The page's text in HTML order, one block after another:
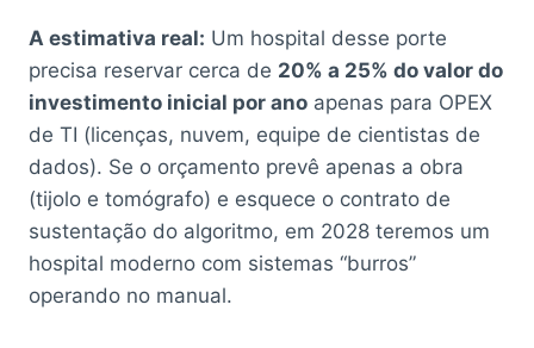
A estimativa real: Um hospital desse porte
precisa reservar cerca de 20% a 25% do valor do
investimento inicial por ano apenas para OPEX
de TI (licenças, nuvem, equipe de cientistas de
dados). Se o orçamento prevê apenas a obra
(tijolo e tomógrafo) e esquece o contrato de
sustentação do algoritmo, em 2028 teremos um
hospital moderno com sistemas “burros”
operando no manual.